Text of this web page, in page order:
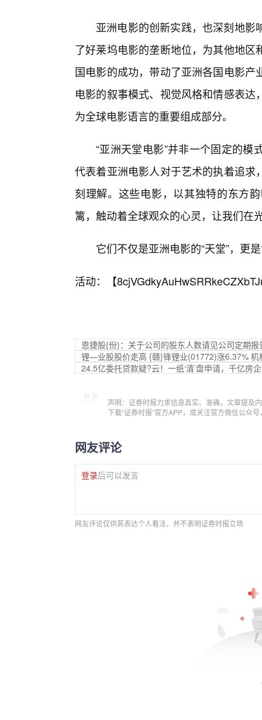
亚洲电影的创新实践，也深刻地
了好莱坞电影的垄断地位，为其他地
国电影的成功，带动了亚洲各国电影
电影的叙事模式、视觉风格和情感表
为全球电影语言的重要组成部分。
“亚洲天堂电影”并非一个固定的
代表着亚洲电影人对于艺术的执着追
刻理解。这些电影，以其独特的东方
篱，触动着全球观众的心灵，让我们在
它们不仅是亚洲电影的“天堂”，更
活动：【
恩捷股{份}：关于公司的股东人数请见公司定期报
锂—业股股价走高 {赣}锋锂业(01772)涨6.37%
24.5亿委托贷款疑?云！一纸‘清’盘申请，千亿房
声明：证券时报力求信息真实、准确，文章提及
下载“证券时报”官方APP，或关注官方微信公众
网友评论
登录后可以发言
网友评论仅供其表达个人看法，并不表明证券时报立场